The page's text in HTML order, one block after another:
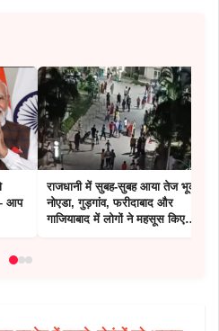
आप
राजधानी में सुबह-सुबह आया तेज भूकंप,
नोएडा, गुड़गांव, फरीदाबाद और
गाजियाबाद में लोगों ने महसूस किए